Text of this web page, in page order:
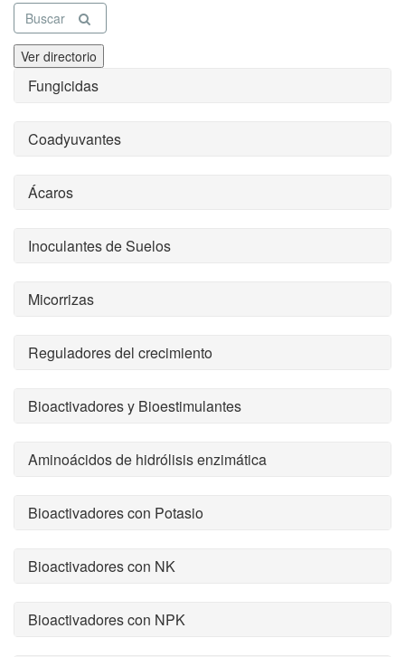
Buscar
Ver directorio
Fungicidas
Coadyuvantes
Ácaros
Inoculantes de Suelos
Micorrizas
Reguladores del crecimiento
Bioactivadores y Bioestimulantes
Aminoácidos de hidrólisis enzimática
Bioactivadores con Potasio
Bioactivadores con NK
Bioactivadores con NPK